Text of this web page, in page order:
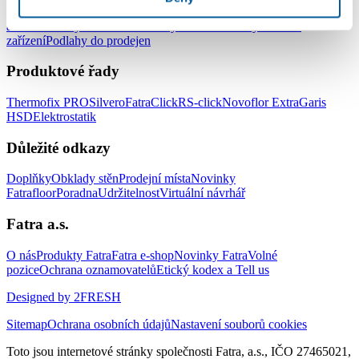
a zdravotnických zařízení
zařízeníPodlahy do prodejen
Produktové řady
Thermofix PROSilveroFatraClickRS-clickNovoflor ExtraGaris
HSDElektrostatik
Důležité odkazy
DoplňkyObklady stěnProdejní místaNovinky
FatrafloorPoradnaUdržitelnostVirtuální návrhář
Fatra a.s.
O násProdukty FatraFatra e-shopNovinky FatraVolné
poziceOchrana oznamovatelůEtický kodex a Tell us
Designed by 2FRESH
SitemapOchrana osobních údajůNastavení souborů cookies
Toto jsou internetové stránky společnosti Fatra, a.s., IČO 27465021,